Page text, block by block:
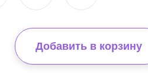
Добавить в корзину